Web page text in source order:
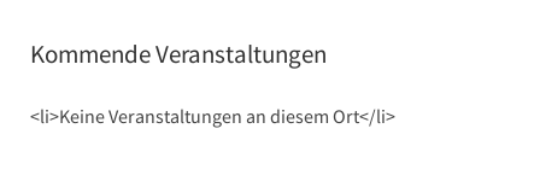
Kommende Veranstaltungen
<li>Keine Veranstaltungen an diesem Ort</li>